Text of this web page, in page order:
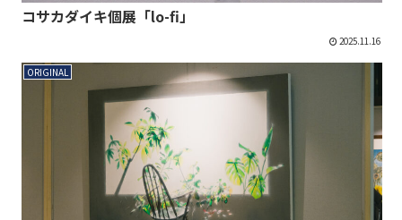
コサカダイキ個展「lo-fi」
2025.11.16
ORIGINAL